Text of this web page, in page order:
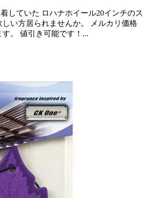
していた ロハナホイール20インチのス
い方居られませんか。 メルカリ価格
。 値引き可能です！...